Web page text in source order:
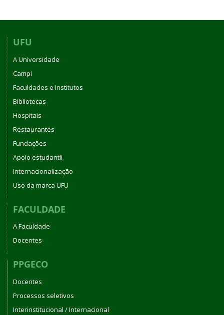
UFU
A Universidade
Campi
Faculdades e Institutos
Bibliotecas
Hospitais
Restaurantes
Fundações
Apoio estudantil
Internacionalização
Uso da marca UFU
FACULDADE
A Faculdade
Docentes
PPGECO
Docentes
Processos seletivos
Interinstitucional / Internacional